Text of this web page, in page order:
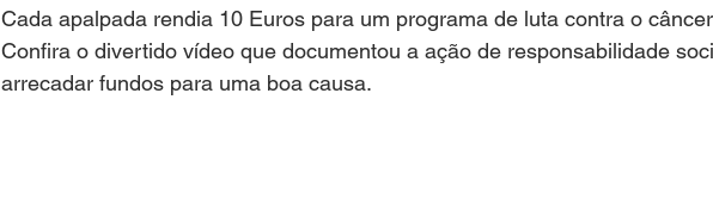
Cada apalpada rendia 10 Euros para um programa de luta contra o
Confira o divertido vídeo que documentou a ação de responsabilidade
arrecadar fundos para uma boa causa.